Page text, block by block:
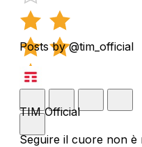
Posts by @tim_official
TIM Official
Seguire il cuore non è